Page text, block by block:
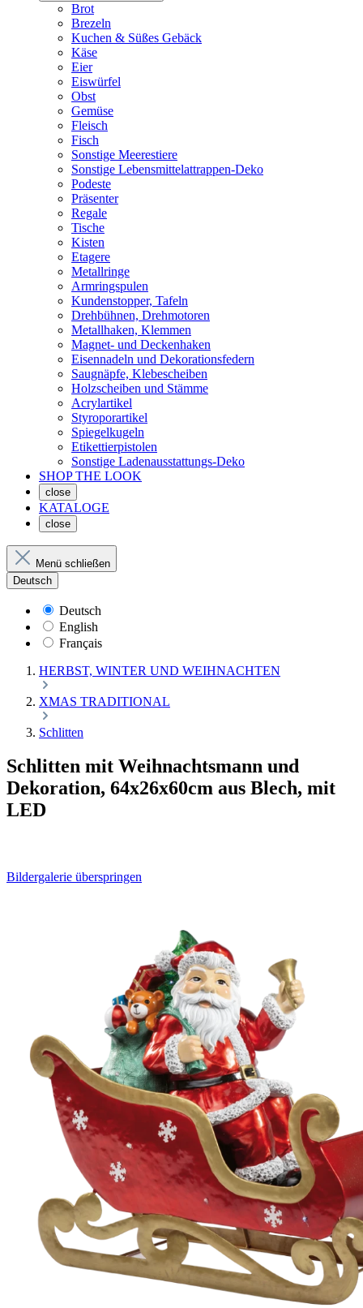
Brot
Brezeln
Kuchen & Süßes Gebäck
Käse
Eier
Eiswürfel
Obst
Gemüse
Fleisch
Fisch
Sonstige Meerestiere
Sonstige Lebensmittelattrappen-Deko
Podeste
Präsenter
Regale
Tische
Kisten
Etagere
Metallringe
Armringspulen
Kundenstopper, Tafeln
Drehbühnen, Drehmotoren
Metallhaken, Klemmen
Magnet- und Deckenhaken
Eisennadeln und Dekorationsfedern
Saugnäpfe, Klebescheiben
Holzscheiben und Stämme
Acrylartikel
Styroporartikel
Spiegelkugeln
Etikettierpistolen
Sonstige Ladenausstattungs-Deko
SHOP THE LOOK
close
KATALOGE
close
Menü schließen
Deutsch
Deutsch
English
Français
HERBST, WINTER UND WEIHNACHTEN
XMAS TRADITIONAL
Schlitten
Schlitten mit Weihnachtsmann und
Dekoration, 64x26x60cm aus Blech, mit
LED
Bildergalerie überspringen